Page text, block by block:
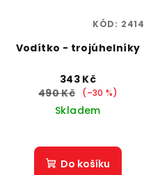
Vodítko - trojúhelníky
343 Kč
490 Kč
(–30 %)
Skladem
Do košíku
KÓD: 2414